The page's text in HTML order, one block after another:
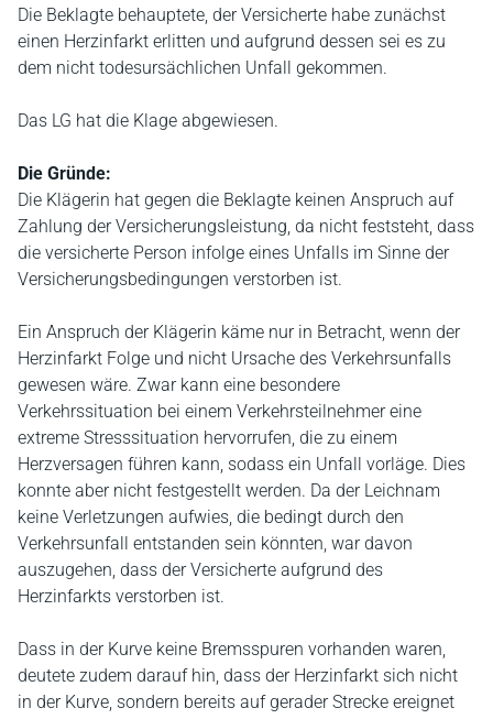
Die Beklagte behauptete, der Versicherte habe zunächst
einen Herzinfarkt erlitten und aufgrund dessen sei es zu
dem nicht todesursächlichen Unfall gekommen.
Das LG hat die Klage abgewiesen.
Die Gründe:
Die Klägerin hat gegen die Beklagte keinen Anspruch auf
Zahlung der Versicherungsleistung, da nicht feststeht, dass
die versicherte Person infolge eines Unfalls im Sinne der
Versicherungsbedingungen verstorben ist.
Ein Anspruch der Klägerin käme nur in Betracht, wenn der
Herzinfarkt Folge und nicht Ursache des Verkehrsunfalls
gewesen wäre. Zwar kann eine besondere
Verkehrssituation bei einem Verkehrsteilnehmer eine
extreme Stresssituation hervorrufen, die zu einem
Herzversagen führen kann, sodass ein Unfall vorläge. Dies
konnte aber nicht festgestellt werden. Da der Leichnam
keine Verletzungen aufwies, die bedingt durch den
Verkehrsunfall entstanden sein könnten, war davon
auszugehen, dass der Versicherte aufgrund des
Herzinfarkts verstorben ist.
Dass in der Kurve keine Bremsspuren vorhanden waren,
deutete zudem darauf hin, dass der Herzinfarkt sich nicht
in der Kurve, sondern bereits auf gerader Strecke ereignet